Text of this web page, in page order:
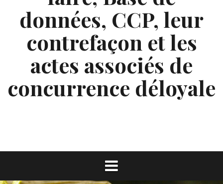
données, CCP, leur
contrefaçon et les
actes associés de
concurrence déloyale